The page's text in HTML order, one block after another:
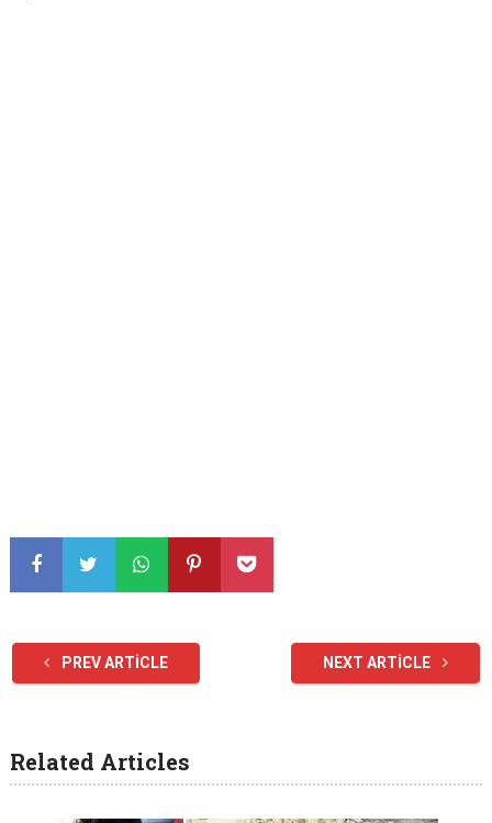
PREV ARTICLE NEXT ARTICLE
Related Articles